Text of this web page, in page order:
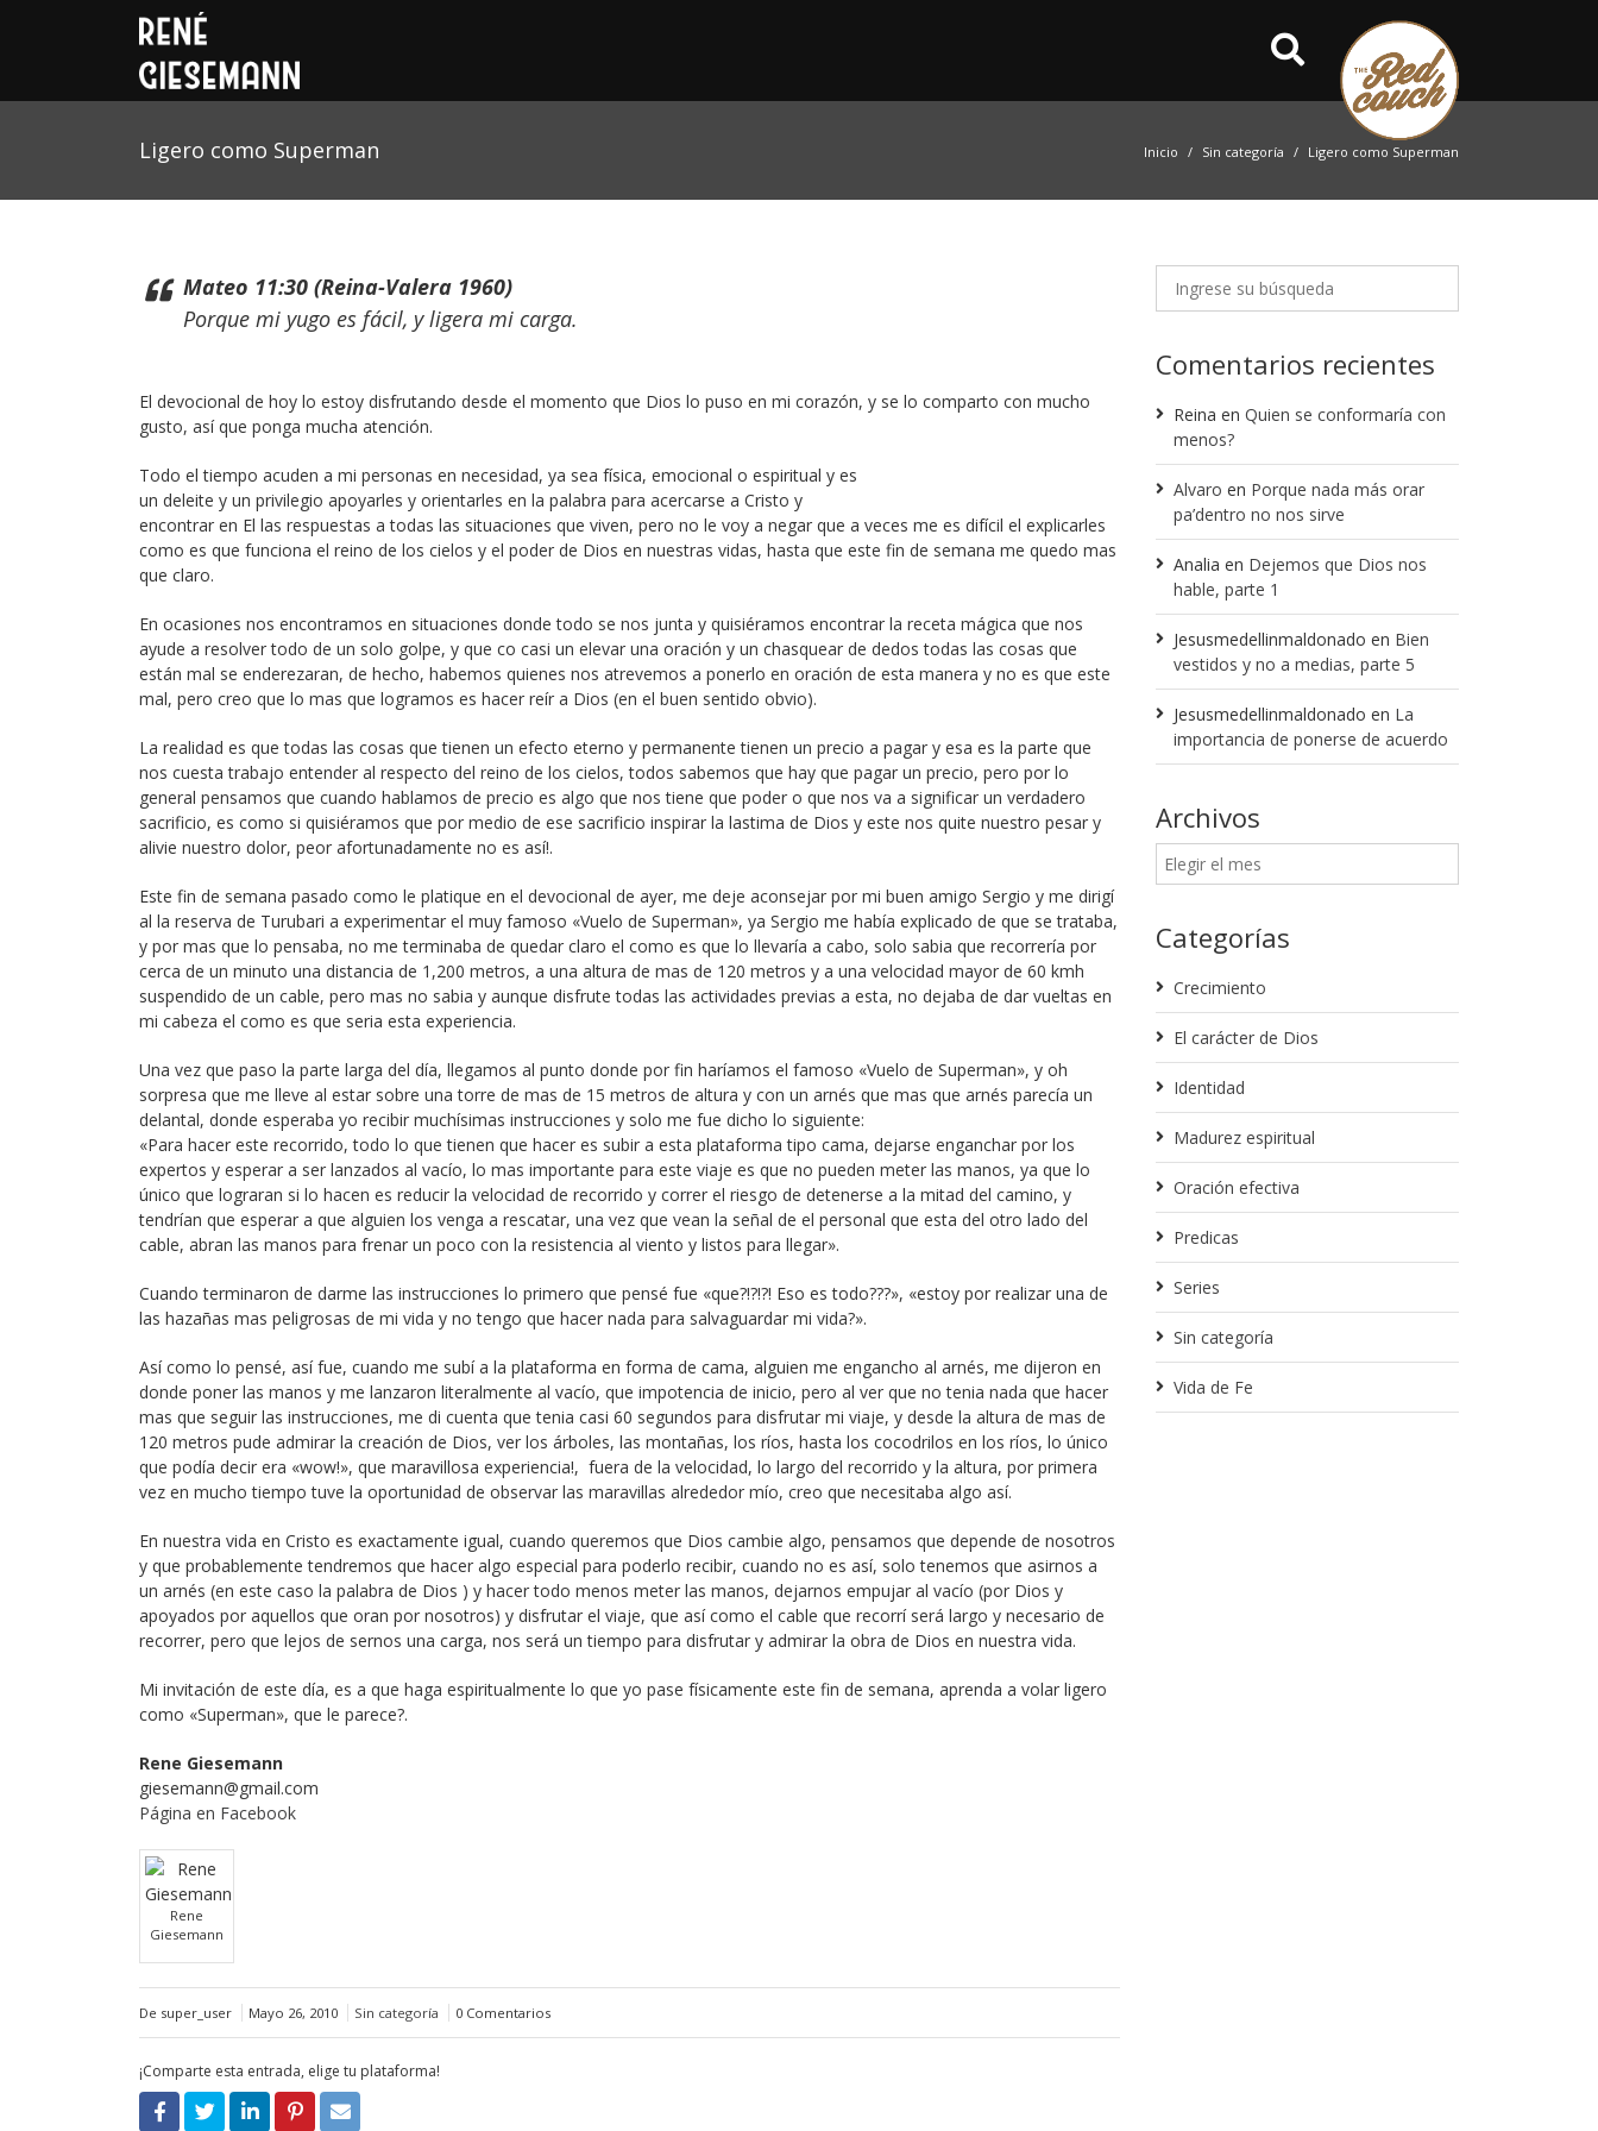
Ligero como Superman Inicio Sin categoría Ligero como Superman
Mateo 11:30 (Reina-Valera 1960)
Porque mi yugo es fácil, y ligera mi carga.
El devocional de hoy lo estoy disfrutando desde el momento que Dios lo puso en mi corazón, y se lo comparto con mucho
gusto, así que ponga mucha atención.
Todo el tiempo acuden a mi personas en necesidad, ya sea física, emocional o espiritual y es
un deleite y un privilegio apoyarles y orientarles en la palabra para acercarse a Cristo y
encontrar en El las respuestas a todas las situaciones que viven, pero no le voy a negar que a veces me es difícil el explicarles
como es que funciona el reino de los cielos y el poder de Dios en nuestras vidas, hasta que este fin de semana me quedo mas
que claro.
En ocasiones nos encontramos en situaciones donde todo se nos junta y quisiéramos encontrar la receta mágica que nos
ayude a resolver todo de un solo golpe, y que co casi un elevar una oración y un chasquear de dedos todas las cosas que
están mal se enderezaran, de hecho, habemos quienes nos atrevemos a ponerlo en oración de esta manera y no es que este
mal, pero creo que lo mas que logramos es hacer reír a Dios (en el buen sentido obvio).
La realidad es que todas las cosas que tienen un efecto eterno y permanente tienen un precio a pagar y esa es la parte que
nos cuesta trabajo entender al respecto del reino de los cielos, todos sabemos que hay que pagar un precio, pero por lo
general pensamos que cuando hablamos de precio es algo que nos tiene que poder o que nos va a significar un verdadero
sacrificio, es como si quisiéramos que por medio de ese sacrificio inspirar la lastima de Dios y este nos quite nuestro pesar y
alivie nuestro dolor, peor afortunadamente no es así!.
Este fin de semana pasado como le platique en el devocional de ayer, me deje aconsejar por mi buen amigo Sergio y me dirigí
al la reserva de Turubari a experimentar el muy famoso «Vuelo de Superman», ya Sergio me había explicado de que se trataba,
y por mas que lo pensaba, no me terminaba de quedar claro el como es que lo llevaría a cabo, solo sabia que recorrería por
cerca de un minuto una distancia de 1,200 metros, a una altura de mas de 120 metros y a una velocidad mayor de 60 kmh
suspendido de un cable, pero mas no sabia y aunque disfrute todas las actividades previas a esta, no dejaba de dar vueltas en
mi cabeza el como es que seria esta experiencia.
Una vez que paso la parte larga del día, llegamos al punto donde por fin haríamos el famoso «Vuelo de Superman», y oh
sorpresa que me lleve al estar sobre una torre de mas de 15 metros de altura y con un arnés que mas que arnés parecía un
delantal, donde esperaba yo recibir muchísimas instrucciones y solo me fue dicho lo siguiente:
«Para hacer este recorrido, todo lo que tienen que hacer es subir a esta plataforma tipo cama, dejarse enganchar por los
expertos y esperar a ser lanzados al vacío, lo mas importante para este viaje es que no pueden meter las manos, ya que lo
único que lograran si lo hacen es reducir la velocidad de recorrido y correr el riesgo de detenerse a la mitad del camino, y
tendrían que esperar a que alguien los venga a rescatar, una vez que vean la señal de el personal que esta del otro lado del
cable, abran las manos para frenar un poco con la resistencia al viento y listos para llegar».
Cuando terminaron de darme las instrucciones lo primero que pensé fue «que?!?!?! Eso es todo???», «estoy por realizar una de
las hazañas mas peligrosas de mi vida y no tengo que hacer nada para salvaguardar mi vida?».
Así como lo pensé, así fue, cuando me subí a la plataforma en forma de cama, alguien me engancho al arnés, me dijeron en
donde poner las manos y me lanzaron literalmente al vacío, que impotencia de inicio, pero al ver que no tenia nada que hacer
mas que seguir las instrucciones, me di cuenta que tenia casi 60 segundos para disfrutar mi viaje, y desde la altura de mas de
120 metros pude admirar la creación de Dios, ver los árboles, las montañas, los ríos, hasta los cocodrilos en los ríos, lo único
que podía decir era «wow!», que maravillosa experiencia!, fuera de la velocidad, lo largo del recorrido y la altura, por primera
vez en mucho tiempo tuve la oportunidad de observar las maravillas alrededor mío, creo que necesitaba algo así.
En nuestra vida en Cristo es exactamente igual, cuando queremos que Dios cambie algo, pensamos que depende de nosotros
y que probablemente tendremos que hacer algo especial para poderlo recibir, cuando no es así, solo tenemos que asirnos a
un arnés (en este caso la palabra de Dios ) y hacer todo menos meter las manos, dejarnos empujar al vacío (por Dios y
apoyados por aquellos que oran por nosotros) y disfrutar el viaje, que así como el cable que recorrí será largo y necesario de
recorrer, pero que lejos de sernos una carga, nos será un tiempo para disfrutar y admirar la obra de Dios en nuestra vida.
Mi invitación de este día, es a que haga espiritualmente lo que yo pase físicamente este fin de semana, aprenda a volar ligero
como «Superman», que le parece?.
Rene Giesemann
giesemann@gmail.com
Página en Facebook
Rene
Giesemann
De super_user Mayo 26, 2010 Sin categoría 0 Comentarios
¡Comparte esta entrada, elige tu plataforma!
Comentarios recientes
Reina en Quien se conformaría con
menos?
Alvaro en Porque nada más orar
pa’dentro no nos sirve
Analia en Dejemos que Dios nos
hable, parte 1
Jesusmedellinmaldonado en Bien
vestidos y no a medias, parte 5
Jesusmedellinmaldonado en La
importancia de ponerse de acuerdo
Archivos
Categorías
Crecimiento
El carácter de Dios
Identidad
Madurez espiritual
Oración efectiva
Predicas
Series
Sin categoría
Vida de Fe